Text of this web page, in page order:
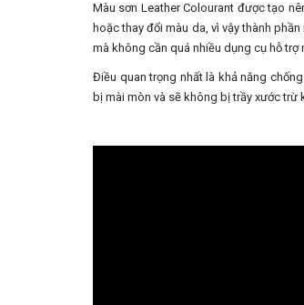
Màu sơn Leather Colourant được tạo
hoặc thay đổi màu da, vì vậy thành
mà không cần quá nhiều dụng cụ hỗ trợ
Điều quan trọng nhất là khả năng
bị mài mòn và sẽ không bị trầy xước trừ